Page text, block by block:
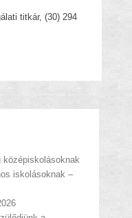
titkár, (30) 294
középiskolásoknak
iskolásoknak –